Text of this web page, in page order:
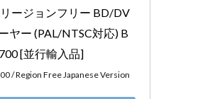
ージョンフリー BD/DV
ヤー (PAL/NTSC対応) B
[並行輸入品]
/ Region Free Japanese Version